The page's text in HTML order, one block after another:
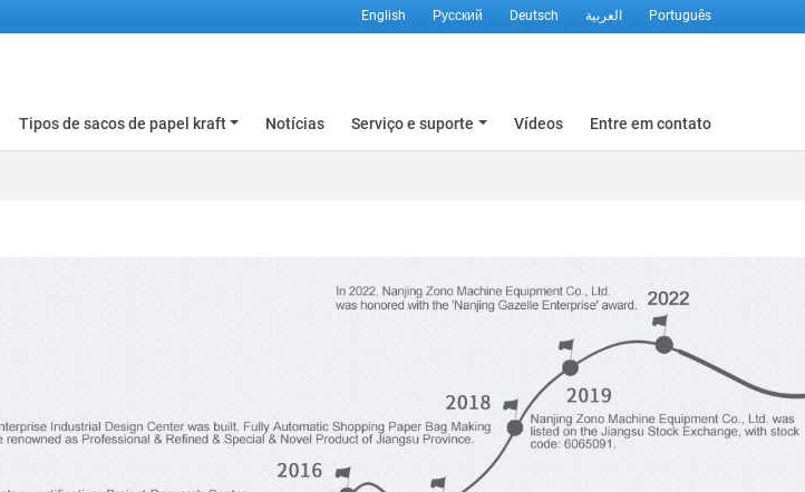
English Русский Deutsch العربية Português
Tipos de sacos de papel kraft Notícias Serviço e suporte Vídeos Entre em contato